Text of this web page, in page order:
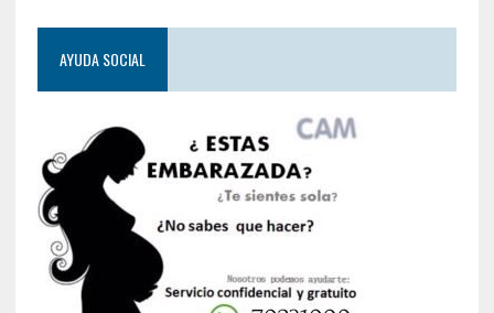
AYUDA SOCIAL